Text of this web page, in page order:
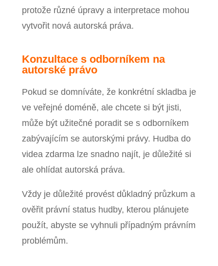
protože různé úpravy a interpretace mohou
vytvořit nová autorská práva.
Konzultace s odborníkem na
autorské právo
Pokud se domníváte, že konkrétní skladba je
ve veřejné doméně, ale chcete si být jisti,
může být užitečné poradit se s odborníkem
zabývajícím se autorskými právy. Hudba do
videa zdarma lze snadno najít, je důležité si
ale ohlídat autorská práva.
Vždy je důležité provést důkladný průzkum a
ověřit právní status hudby, kterou plánujete
použít, abyste se vyhnuli případným právním
problémům.